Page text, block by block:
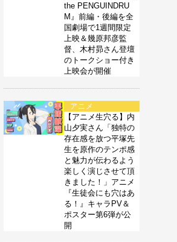
the PENGUINDRU
M』前編・後編を全
国劇場で1週間限定
上映＆幾原邦彦監
督、木村昴さん登壇
のトークショー付き
上映会が開催
アニメ
【アニメ生穴る】内
山夕実さん「独特の
存在感を放つ平塚先
生を原作のテンポ感
と魅力が伝わるよう
楽しく演じさせて頂
きました！」アニメ
『生徒会にも穴はあ
る！』キャラPV＆
ポスター第6弾が公
開